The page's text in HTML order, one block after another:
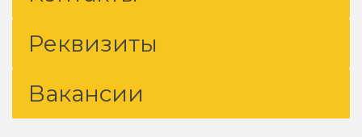
Реквизиты
Вакансии